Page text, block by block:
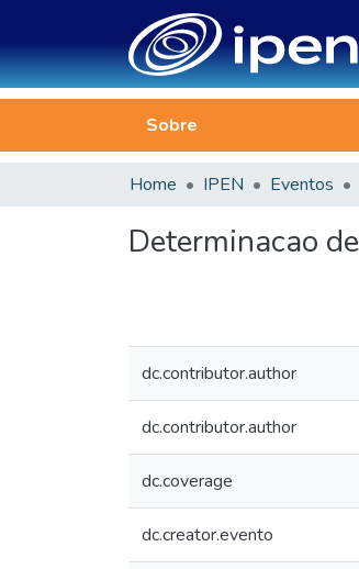
Sobre
Home IPEN Eventos
Determinacao
dc.contributor.author
dc.contributor.author
dc.coverage
dc.creator.evento